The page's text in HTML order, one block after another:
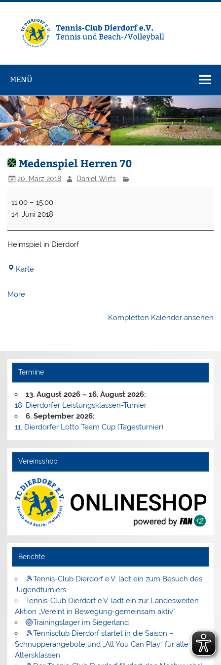
Zum
Dierdorf e.V.
MENÜ
Medenspiel Herren 70
20. März 2018 Daniel Wirfs
Herren
70
11:00 –15:00
14. Juni 2018
Heimspiel in Dierdorf
KarteTennisanlage
Moreabout
Kompletten Kalender ansehen
Termine
13. August 2026 – 16. August 2026:
18. Dierdorfer Leistungsklassen-Turnier
6. September 2026:
11. Dierdorfer Lotto Team Cup (Tagesturnier)
Vereinsshop
Berichte
🎾Tennis-Club Dierdorf e.V. lädt ein zum Besuch des
Jugendturniers
Tennis-Club Dierdorf e.V. lädt ein zur Landesweiten
Aktion „Vereint in Bewegung-gemeinsam aktiv“
🏐Trainingslager im Siegerland
🎾Tennisclub Dierdorf startet in die Saison –
Schnupperangebote und „All You Can Play“ für alle
Altersklassen